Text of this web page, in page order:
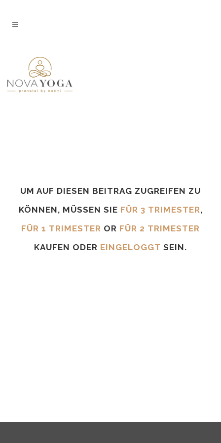
UM AUF DIESEN BEITRAG ZUGREIFEN ZU
KÖNNEN, MÜSSEN SIE FÜR 3 TRIMESTER,
FÜR 1 TRIMESTER OR FÜR 2 TRIMESTER
KAUFEN ODER EINGELOGGT SEIN.